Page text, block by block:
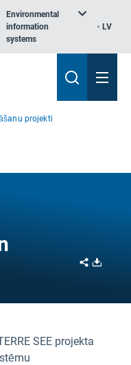
Environmental
information
systems
LV
projekti
Share
SEE projekta